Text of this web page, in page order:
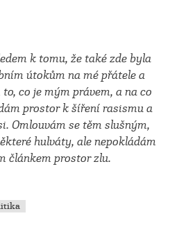
k tomu, že také zde byla
útokům na mé přátele a
co je mým právem, a na co
prostor k šíření rasismu a
Omlouvám se těm slušným,
hulváty, ale nepokládám
článkem prostor zlu.